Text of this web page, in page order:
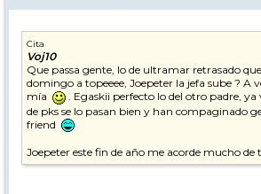
Cita
Voj10
Que passa gente, lo de ultramar retrasado
domingo a topeeee, Joepeter la jefa sube ? A
mía
. Egaskii perfecto lo del otro padre,
de pks se lo pasan bien y han compaginado
friend
Joepeter este fin de año me acorde mucho de